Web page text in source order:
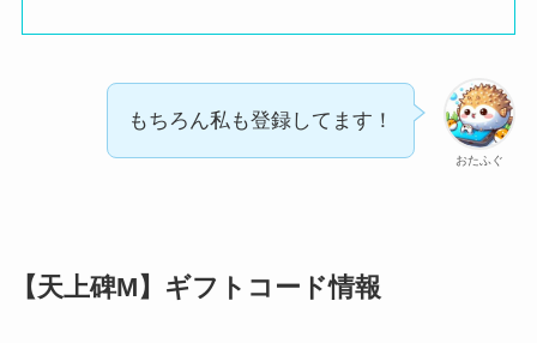
おたふぐ
もちろん私も登録してます！
【天上碑M】ギフトコード情報